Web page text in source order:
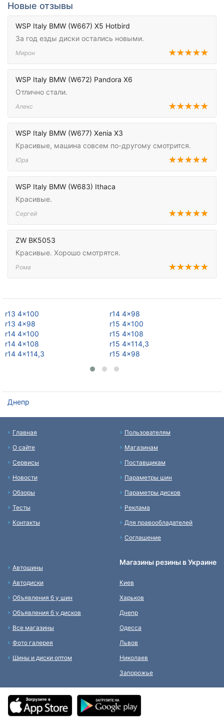
Новые отзывы
WSP Italy BMW (W667) X5 Hotbird
За год езды диски остались новыми.
Мирон
WSP Italy BMW (W672) Pandora X6
Отлично стали.
Алекс
WSP Italy BMW (W677) Xenia X3
Красивые, машина совсем по-другому смотрится.
Юра
WSP Italy BMW (W683) Ithaca
Красивые.
Сергей
ZW BK5053
Красивые. Хорошо смотрятся.
Рома
r13 4x100
r13 4x98
r14 4x100
r14 4x108
r14 4x114,3
r14 4x98
r15 4x100
r15 4x108
r15 4x114,3
r15 4x98
Днепр
Главная
О сайте
Сервисы
Новости
Обзоры
Тесты
Контакты
Пользователям
Магазинам
Поставщикам
Параметры шин
Параметры дисков
Реклама
Для правообладателей
Соглашение
Автошины
Автодиски
Объявления б у шин
Объявления б у дисков
Все магазины
Фото галерея
Шины и диски оптом
Магазины резины в Украине
Киев
Харьков
Днепр
Одесса
Львов
Николаев
Запорожье